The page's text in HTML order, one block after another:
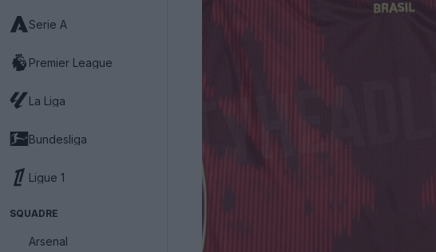
Serie A
Premier League
La Liga
Bundesliga
Ligue 1
SQUADRE
Arsenal